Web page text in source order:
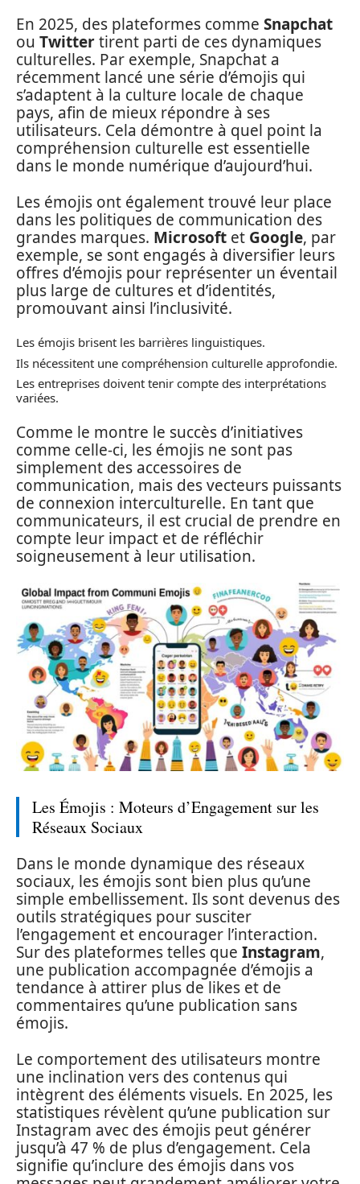
En 2025, des plateformes comme Snapchat
ou Twittertirent parti de ces dynamiques
culturelles. Par exemple, Snapchat a
récemment lancé une série d’émojis qui
s’adaptent à la culture locale de chaque
pays, afin de mieux répondre à ses
utilisateurs. Cela démontre à quel point la
compréhension culturelle est essentielle
dans le monde numérique d’aujourd’hui.
Les émojis ont également trouvé leur place
dans les politiques de communication des
grandes marques. Microsoft et Google, par
exemple, se sont engagés à diversifier leurs
offres d’émojis pour représenter un éventail
plus large de cultures et d’identités,
promouvant ainsi l’inclusivité.
Les émojis brisent les barrières linguistiques.
Ils nécessitent une compréhension culturelle approfondie.
Les entreprises doivent tenir compte des interprétations
variées.
Comme le montre le succès d’initiatives
comme celle-ci, les émojis ne sont pas
simplement des accessoires de
communication, mais des vecteurs puissants
de connexion interculturelle. En tant que
communicateurs, il est crucial de prendre en
compte leur impact et de réfléchir
soigneusement à leur utilisation.
Les Émojis : Moteurs d’Engagement sur les
Réseaux Sociaux
Dans le monde dynamique des réseaux
sociaux, les émojis sont bien plus qu’une
simple embellissement. Ils sont devenus des
outils stratégiques pour susciter
l’engagement et encourager l’interaction.
Sur des plateformes telles que Instagram,
une publication accompagnée d’émojis a
tendance à attirer plus de likes et de
commentaires qu’une publication sans
émojis.
Le comportement des utilisateurs montre
une inclination vers des contenus qui
intègrent des éléments visuels. En 2025, les
statistiques révèlent qu’une publication sur
Instagram avec des émojis peut générer
jusqu’à 47 % de plus d’engagement. Cela
signifie qu’inclure des émojis dans vos